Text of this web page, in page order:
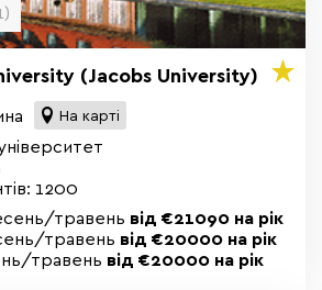
(Jacobs University)
На карті
1200
травень від €21090 на рік
травень від €20000 на рік
травень від €20000 на рік